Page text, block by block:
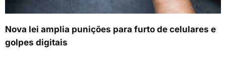
Nova lei amplia punições para furto de celulares e
golpes digitais